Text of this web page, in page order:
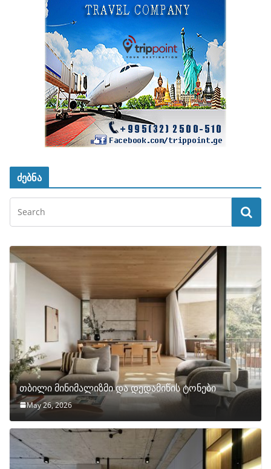
ძებნა
თბილი მინიმალიზმი და დედამიწის ტონები
May 26, 2026